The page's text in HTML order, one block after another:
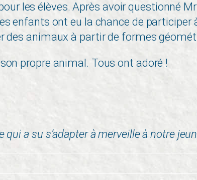
les élèves. Après avoir questionné
enfants ont eu la chance de participer
des animaux à partir de formes
propre animal. Tous ont adoré !
a su s’adapter à merveille à notre